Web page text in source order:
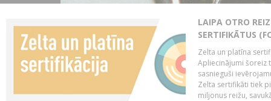
LAIPA OTRO
SERTIFIKĀTUS
Zelta un platīna
Apliecinājumi šoreiz
sasnieguši
Zelta sertifikāti tiek
miljonus reižu,